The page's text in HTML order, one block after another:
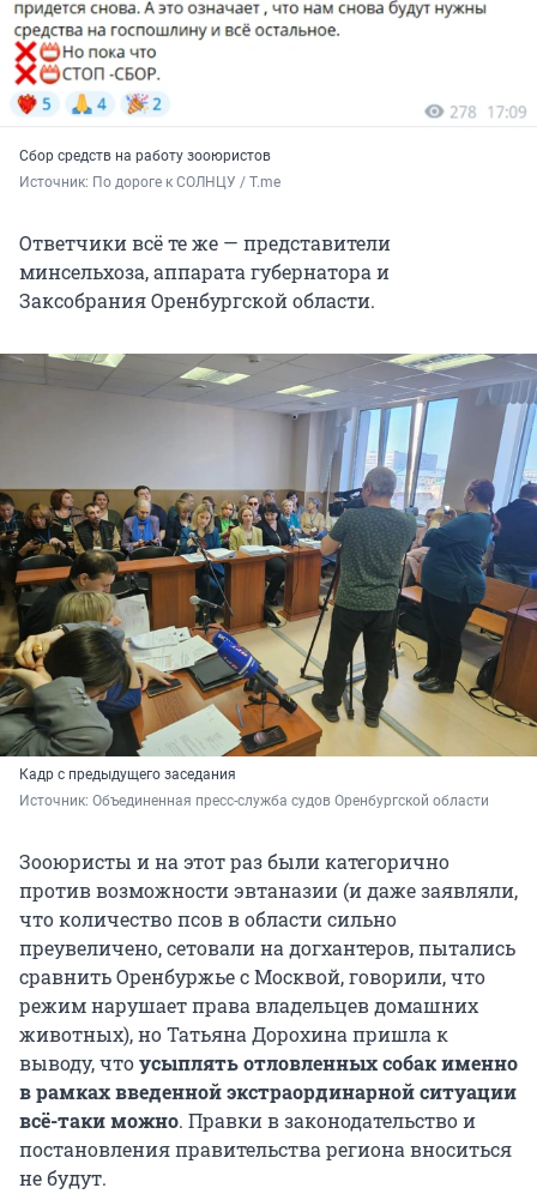
Сбор средств на работу зооюристов
Источник: По дороге к СОЛНЦУ / T.me
Ответчики всё те же — представители
минсельхоза, аппарата губернатора и
Заксобрания Оренбургской области.
Кадр с предыдущего заседания
Источник: Объединенная пресс-служба судов Оренбургской области
Зооюристы и на этот раз были категорично
против возможности эвтаназии (и даже заявляли,
что количество псов в области сильно
преувеличено, сетовали на догхантеров, пытались
сравнить Оренбуржье с Москвой, говорили, что
режим нарушает права владельцев домашних
животных), но Татьяна Дорохина пришла к
выводу, чтоусыплять отловленных собак именно
в рамках введенной экстраординарной ситуации
всё-таки можно. Правки в законодательство и
постановления правительства региона вноситься
не будут.